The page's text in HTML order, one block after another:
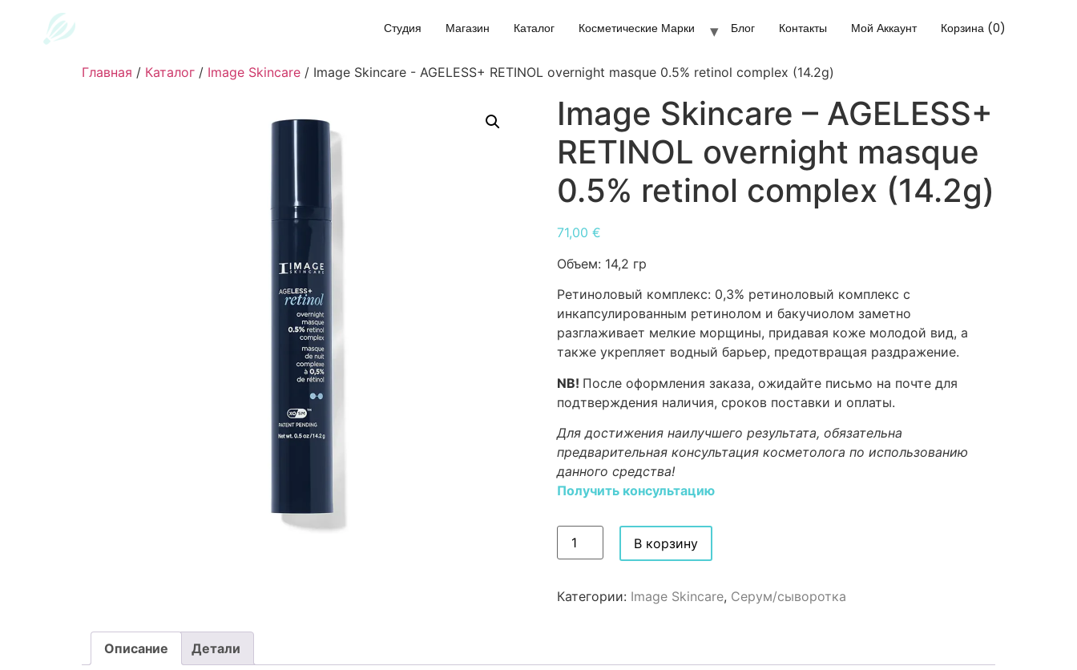
Студия Магазин Каталог Косметические Марки Блог Контакты Мой Аккаунт Корзина (0)
Главная / Каталог / Image Skincare / Image Skincare - AGELESS+ RETINOL overnight masque 0.5% retinol complex (14.2g)
Image Skincare – AGELESS+
RETINOL overnight masque
0.5% retinol complex (14.2g)
71,00 €
Объем: 14,2 гр
Ретиноловый комплекс: 0,3% ретиноловый комплекс с
инкапсулированным ретинолом и бакучиолом заметно
разглаживает мелкие морщины, придавая коже молодой вид, а
также укрепляет водный барьер, предотвращая раздражение.
NB! После оформления заказа, ожидайте письмо на почте для
подтверждения наличия, сроков поставки и оплаты.
Для достижения наилучшего результата, обязательна
предварительная консультация косметолога по использованию
данного средства!
Получить консультацию
В корзину
Категории: Image Skincare, Серум/сыворотка
Описание Детали